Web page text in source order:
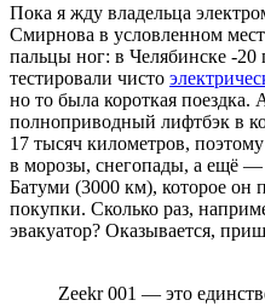
Пока я жду владельца
Смирнова в условленном
пальцы ног: в Челябинске -
тестировали чисто
но то была короткая
полноприводный лифтбэк в
17 тысяч километров, поэтому
в морозы, снегопады, а ещё —
Батуми (3000 км), которое он
покупки. Сколько раз,
эвакуатор? Оказывается,
Zeekr 001 — это